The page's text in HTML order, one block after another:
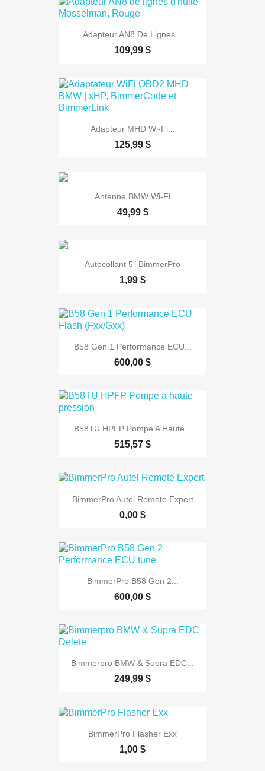
Adapteur AN8 De Lignes...
109,99 $
Adapteur MHD Wi-Fi...
125,99 $
Antenne BMW Wi-Fi
49,99 $
Autocollant 5" BimmerPro
1,99 $
B58 Gen 1 Performance ECU...
600,00 $
B58TU HPFP Pompe A Haute...
515,57 $
BimmerPro Autel Remote Expert
0,00 $
BimmerPro B58 Gen 2...
600,00 $
Bimmerpro BMW & Supra EDC...
249,99 $
BimmerPro Flasher Exx
1,00 $